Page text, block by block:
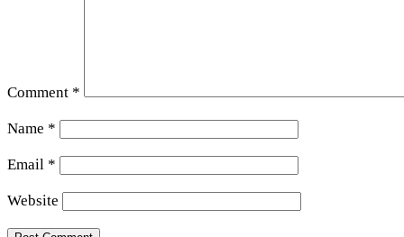
Comment *
Name *
Email *
Website